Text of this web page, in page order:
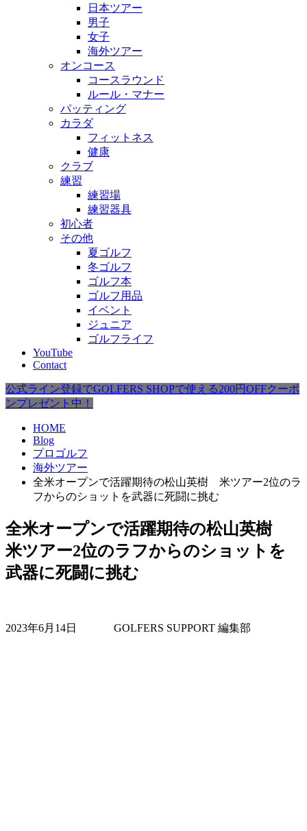
日本ツアー
男子
女子
海外ツアー
オンコース
コースラウンド
ルール・マナー
パッティング
カラダ
フィットネス
健康
クラブ
練習
練習場
練習器具
初心者
その他
夏ゴルフ
冬ゴルフ
ゴルフ本
ゴルフ用品
イベント
ジュニア
ゴルフライフ
YouTube
Contact
公式ライン登録でGOLFERS SHOPで使える200円OFFクーポ
ンプレゼント中！
HOME
Blog
プロゴルフ
海外ツアー
全米オープンで活躍期待の松山英樹 米ツアー2位のラ
フからのショットを武器に死闘に挑む
全米オープンで活躍期待の松山英樹
米ツアー2位のラフからのショットを
武器に死闘に挑む
2023年6月14日 GOLFERS SUPPORT 編集部